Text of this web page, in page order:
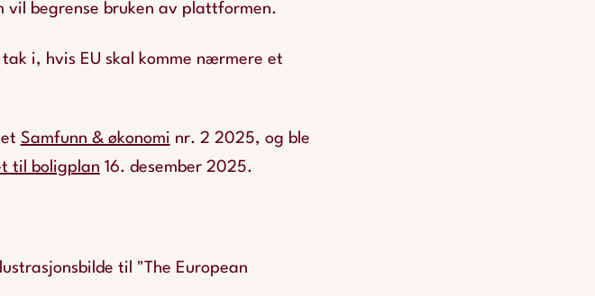
vil begrense bruken av plattformen.
i, hvis EU skal komme nærmere et
Samfunn & økonomi nr. 2 2025, og ble
til boligplan 16. desember 2025.
til "The European